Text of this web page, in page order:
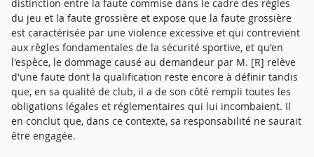
distinction entre la faute commise dans le cadre des règles
du jeu et la faute grossière et expose que la faute grossière
est caractérisée par une violence excessive et qui contrevient
aux règles fondamentales de la sécurité sportive, et qu'en
l'espèce, le dommage causé au demandeur par M. [R] relève
d'une faute dont la qualification reste encore à définir tandis
que, en sa qualité de club, il a de son côté rempli toutes les
obligations légales et réglementaires qui lui incombaient. Il
en conclut que, dans ce contexte, sa responsabilité ne saurait
être engagée.